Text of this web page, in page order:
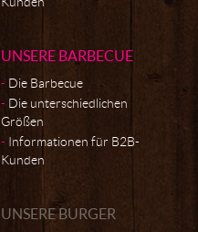
UNSERE BARBECUE
Die Barbecue
Die unterschiedlichen
Größen
Informationen für B2B-
Kunden
UNSERE BURGER